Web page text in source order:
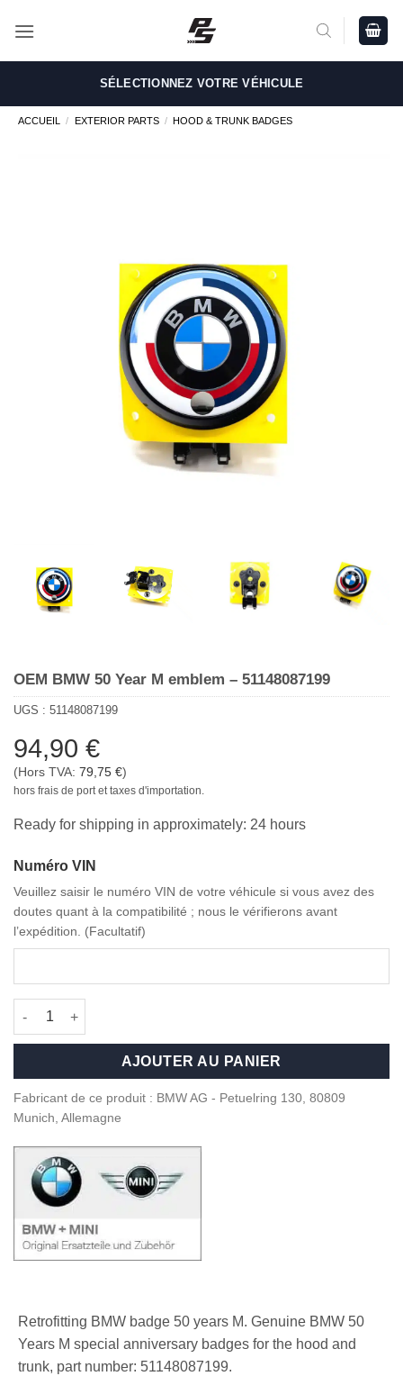
SÉLECTIONNEZ VOTRE VÉHICULE
ACCUEIL / EXTERIOR PARTS / HOOD & TRUNK BADGES
OEM BMW 50 Year M emblem – 51148087199
UGS : 51148087199
94,90 €
(Hors TVA: 79,75 €)
hors frais de port et taxes d'importation.
Ready for shipping in approximately: 24 hours
Numéro VIN
Veuillez saisir le numéro VIN de votre véhicule si vous avez des
doutes quant à la compatibilité ; nous le vérifierons avant
l’expédition. (Facultatif)
quantité de OEM BMW 50 Year M emblem - 51148087199
AJOUTER AU PANIER
Fabricant de ce produit : BMW AG - Petuelring 130, 80809
Munich, Allemagne
Retrofitting BMW badge 50 years M. Genuine BMW 50
Years M special anniversary badges for the hood and
trunk, part number: 51148087199.